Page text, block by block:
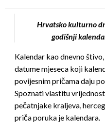
Hrvatsko kulturno
godišnji
Kalendar kao dnevno
datume mjeseca koji
povijesnim pričama daju
Spoznati vlastitu
pečatnjake kraljeva,
priča poruka je kalendara.